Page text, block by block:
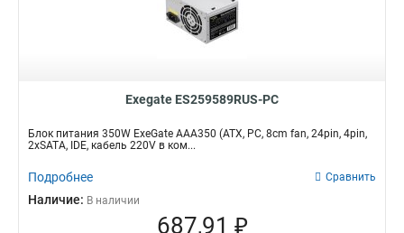
Exegate ES259589RUS-PC
Блок питания 350W ExeGate AAA350 (ATX, PC, 8cm fan, 24pin, 4pin,
2xSATA, IDE, кабель 220V в ком...
Подробнее Сравнить
Наличие: В наличии
687,91 ₽